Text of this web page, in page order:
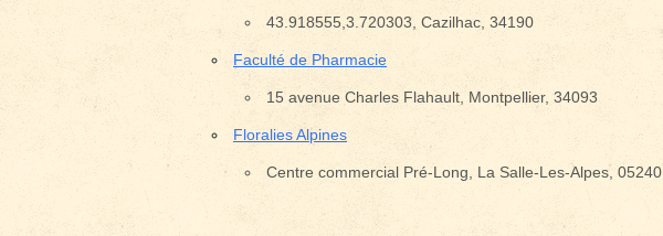
43.918555,3.720303, Cazilhac, 34190
Faculté de Pharmacie
15 avenue Charles Flahault, Montpellier, 34093
Floralies Alpines
Centre commercial Pré-Long, La Salle-Les-Alpes, 05240